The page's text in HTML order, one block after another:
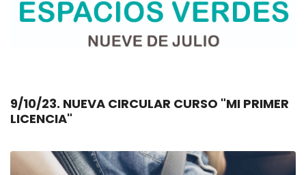
9/10/23. NUEVA CIRCULAR CURSO "MI PRIMER
LICENCIA"